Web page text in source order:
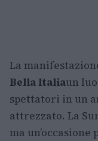
La
Bella Italiaun
spettatori in un
attrezzato. La
ma